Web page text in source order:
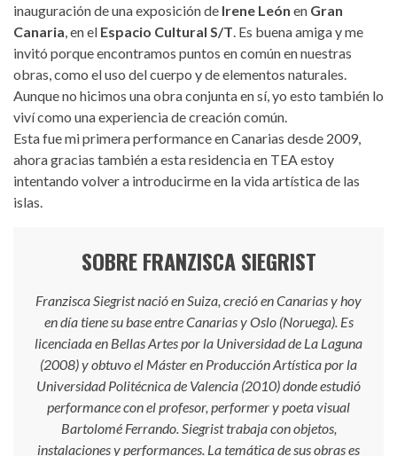
inauguración de una exposición de Irene León en Gran
Canaria , en el Espacio Cultural S/T . Es buena amiga y me
invitó porque encontramos puntos en común en nuestras
obras, como el uso del cuerpo y de elementos naturales.
Aunque no hicimos una obra conjunta en sí, yo esto también lo
viví como una experiencia de creación común.
Esta fue mi primera performance en Canarias desde 2009,
ahora gracias también a esta residencia en TEA estoy
intentando volver a introducirme en la vida artística de las
islas.
SOBRE FRANZISCA SIEGRIST
Franzisca Siegrist nació en Suiza, creció en Canarias y hoy
en día tiene su base entre Canarias y Oslo (Noruega). Es
licenciada en Bellas Artes por la Universidad de La Laguna
(2008) y obtuvo el Máster en Producción Artística por la
Universidad Politécnica de Valencia (2010) donde estudió
performance con el profesor, performer y poeta visual
Bartolomé Ferrando. Siegrist trabaja con objetos,
instalaciones y performances. La temática de sus obras es